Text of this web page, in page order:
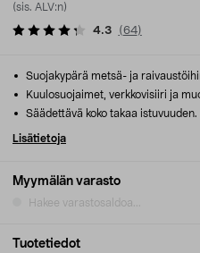
(sis. ALV:n)
4.3 (64)
Myymälän varasto
Hakee varastosaldoa...
Suojakypärä metsä- ja
Kuulosuojaimet, verkkovisiiri ja
Säädettävä koko takaa istuvuuden.
Lisätietoja
Tuotetiedot